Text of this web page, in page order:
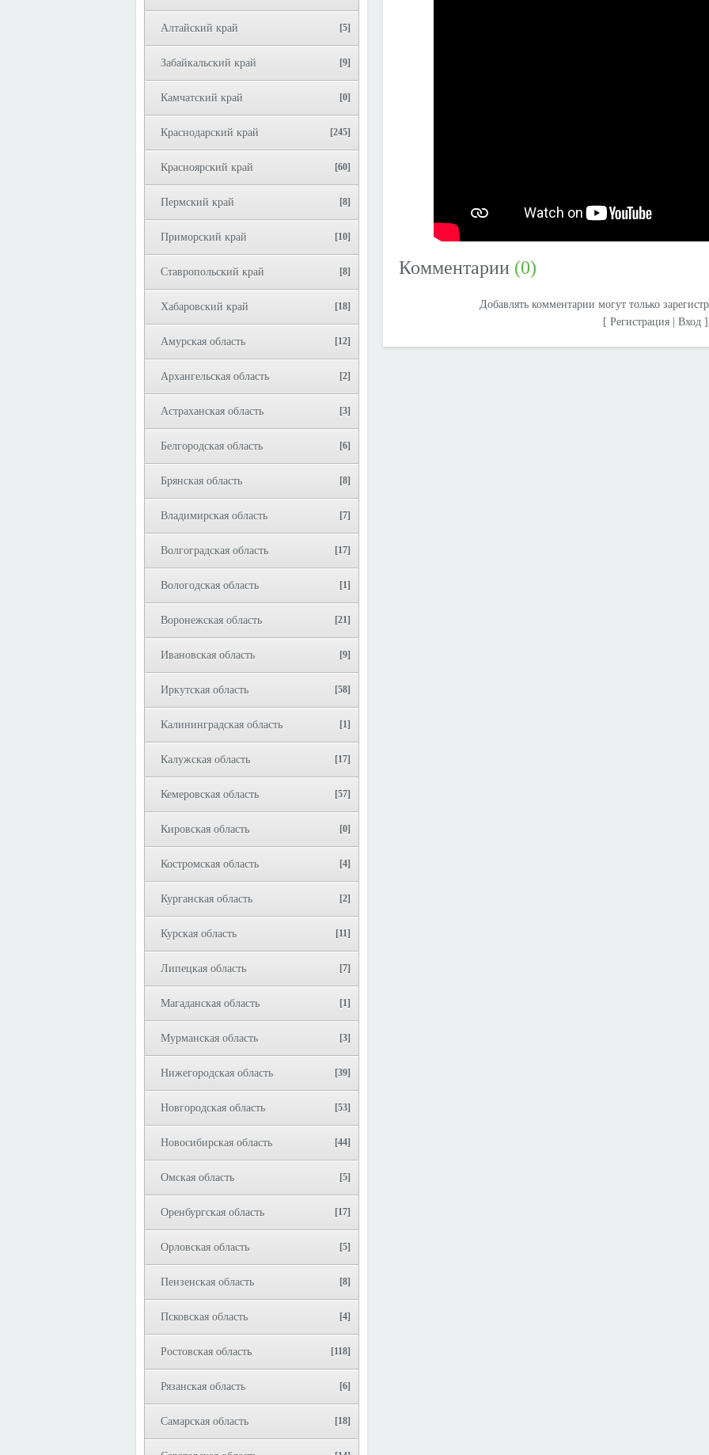
Алтайский край [5]
Забайкальский край [9]
Камчатский край [0]
Краснодарский край [245]
Красноярский край [60]
Пермский край [8]
Приморский край [10]
Ставропольский край [8]
Хабаровский край [18]
Амурская область [12]
Архангельская область [2]
Астраханская область [3]
Белгородская область [6]
Брянская область [8]
Владимирская область [7]
Волгоградская область [17]
Вологодская область [1]
Воронежская область [21]
Ивановская область [9]
Иркутская область [58]
Калининградская область [1]
Калужская область [17]
Кемеровская область [57]
Кировская область [0]
Костромская область [4]
Курганская область [2]
Курская область [11]
Липецкая область [7]
Магаданская область [1]
Мурманская область [3]
Нижегородская область [39]
Новгородская область [53]
Новосибирская область [44]
Омская область [5]
Оренбургская область [17]
Орловская область [5]
Пензенская область [8]
Псковская область [4]
Ростовская область [118]
Рязанская область [6]
Самарская область [18]
Комментарии (0)
Добавлять комментарии могут только
[ Регистрация| Вход]